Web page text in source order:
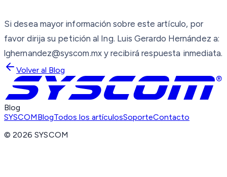
Si desea mayor información sobre este artículo, por
favor dirija su petición al Ing. Luis Gerardo Hernández a:
lghernandez@syscom.mx y recibirá respuesta inmediata.
Volver al Blog
Blog
SYSCOMBlogTodos los artículosSoporteContacto
©2026 SYSCOM